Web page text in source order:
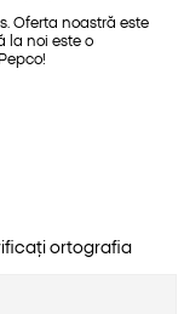
Oferta noastră este
la noi este o
ortografia